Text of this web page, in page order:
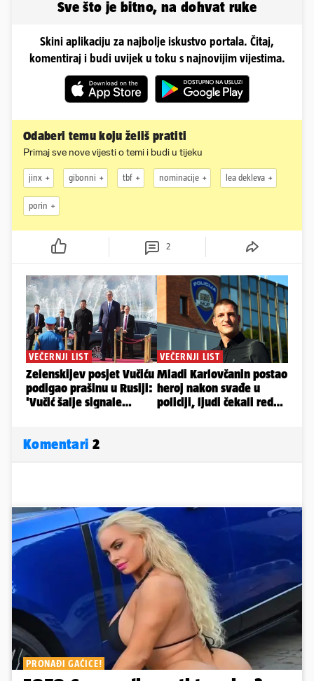
Sve što je bitno, na dohvat ruke
Skini aplikaciju za najbolje iskustvo portala. Čitaj,
komentiraj i budi uvijek u toku s najnovijim vijestima.
Odaberi temu koju želiš pratiti
Primaj sve nove vijesti o temi i budi u tijeku
jinx gibonni tbf nominacije lea dekleva
porin
2
Komentari 2
PRONAĐI GAĆICE!